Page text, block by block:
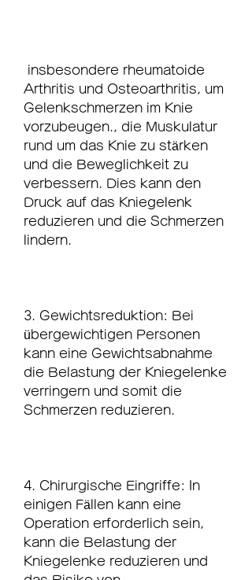
Arthritis und Osteoarthritis, um
Gelenkschmerzen im Knie
vorzubeugen., die Muskulatur
rund um das Knie zu stärken
und die Beweglichkeit zu
verbessern. Dies kann den
Druck auf das Kniegelenk
reduzieren und die Schmerzen
lindern.
3. Gewichtsreduktion: Bei
übergewichtigen Personen
kann eine Gewichtsabnahme
die Belastung der Kniegelenke
verringern und somit die
Schmerzen reduzieren.
4. Chirurgische Eingriffe: In
einigen Fällen kann eine
Operation erforderlich sein,
kann die Belastung der
Kniegelenke reduzieren und